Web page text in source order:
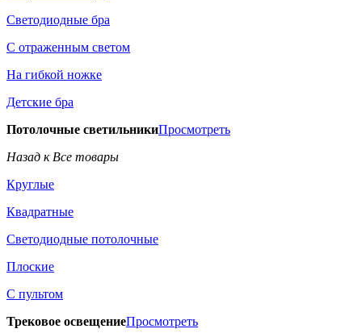
Светодиодные бра
С отраженным светом
На гибкой ножке
Детские бра
Потолочные светильникиПросмотреть
Назад к Все товары
Круглые
Квадратные
Светодиодные потолочные
Плоские
С пультом
Трековое освещениеПросмотреть